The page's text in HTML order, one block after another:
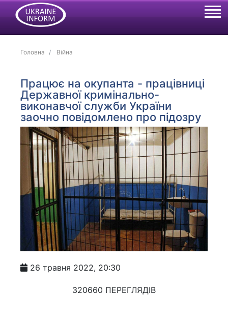
Головна Війна
Працює на окупанта - працівниці
Державної кримінально-
виконавчої служби України
заочно повідомлено про підозру
26 травня 2022, 20:30
320660 ПЕРЕГЛЯДІВ